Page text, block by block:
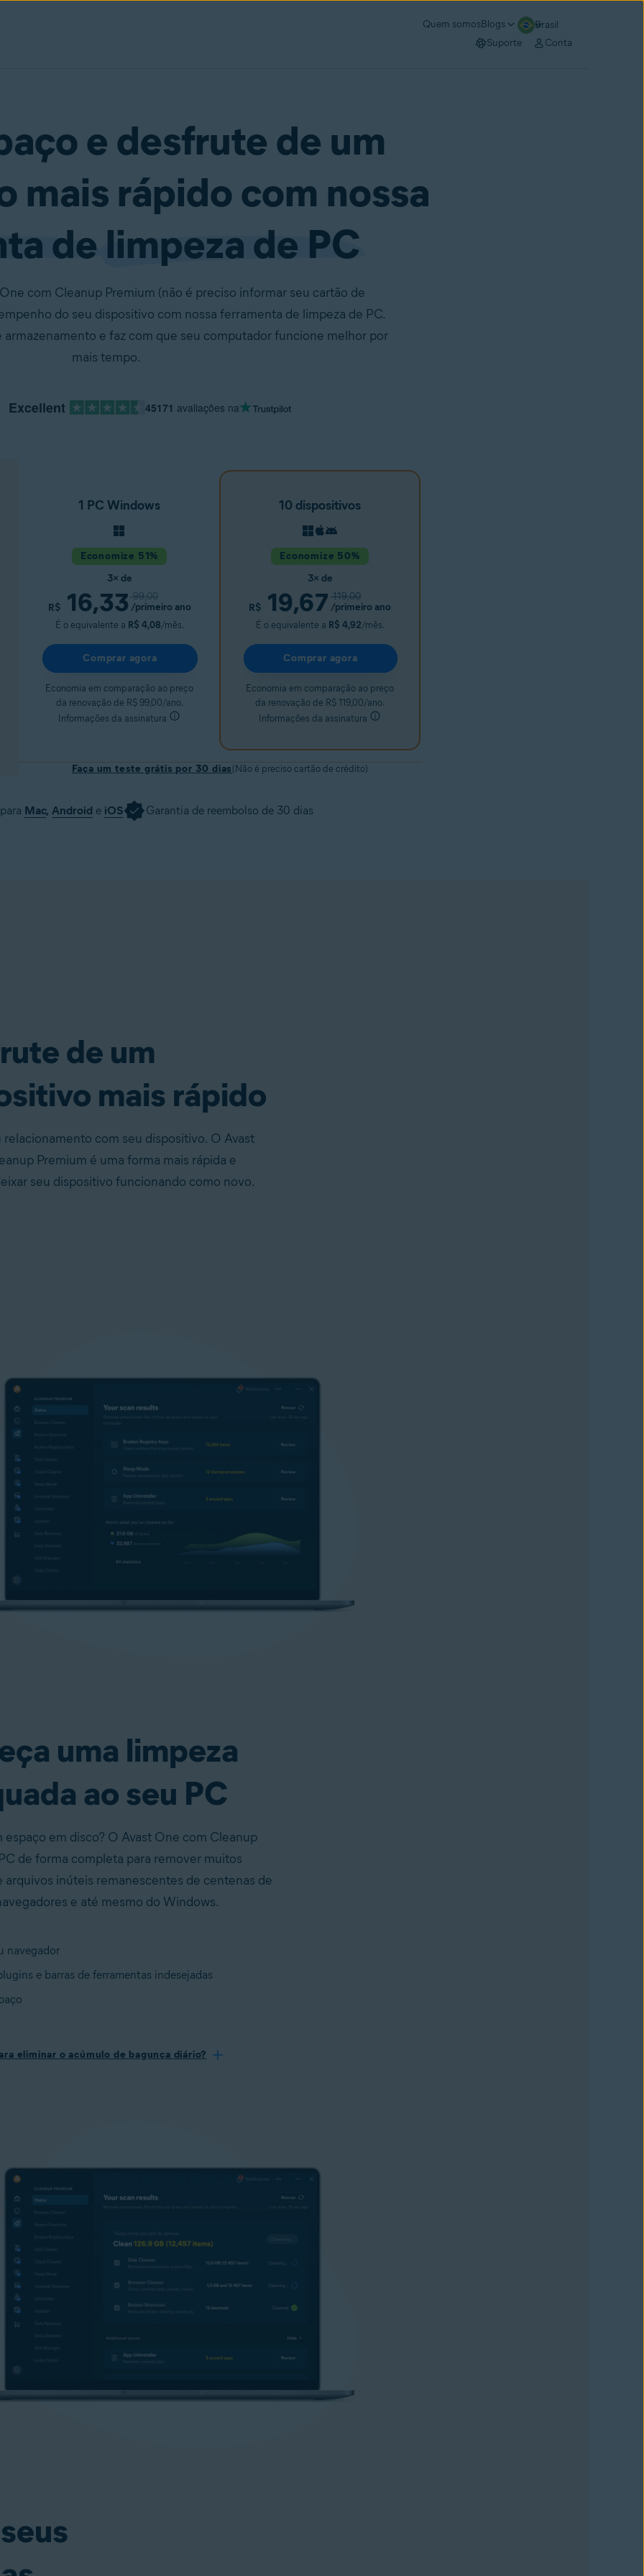
Quem somosBlogs
Brasil
Suporte Conta
e desfrute de um
mais rápido com nossa
de limpeza de PC
com Cleanup Premium (não é preciso informar seu cartão de
do seu dispositivo com nossa ferramenta de limpeza de PC.
armazenamento e faz com que seu computador funcione melhor por
mais tempo.
Excellent 45171 avaliações na
1 PC Windows
Economize 51%
3× de
R$ 16,33 99,00
/primeiro ano
É o equivalente a R$ 4,08/mês.
Comprar agora
Economia em comparação ao preço
da renovação de R$ 99,00/ano.
Informações da assinatura
10 dispositivos
Economize 50%
3× de
R$ 19,67 119,00
/primeiro ano
É o equivalente a R$ 4,92/mês.
Comprar agora
Economia em comparação ao preço
da renovação de R$ 119,00/ano.
Informações da assinatura
Faça um teste grátis por 30 dias (Não é preciso cartão de crédito)
Mac, Android e iOS Garantia de reembolso de 30 dias
de um
mais rápido
relacionamento com seu dispositivo. O Avast
Premium é uma forma mais rápida e
seu dispositivo funcionando como novo.
uma limpeza
ao seu PC
espaço em disco? O Avast One com Cleanup
de forma completa para remover muitos
arquivos inúteis remanescentes de centenas de
e até mesmo do Windows.
navegador
e barras de ferramentas indesejadas
eliminar o acúmulo de bagunça diário?